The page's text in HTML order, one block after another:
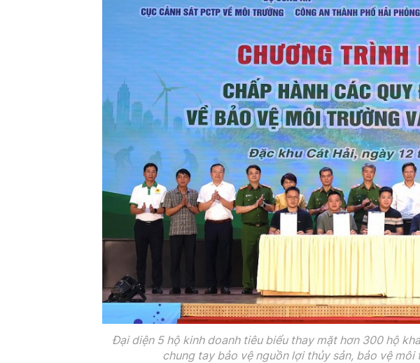
Đại diện 5 hộ kinh doanh tiêu biểu thay mặt hơn 300 hộ
chung tay bảo vệ nguồn lợi thủy sản, bảo vệ